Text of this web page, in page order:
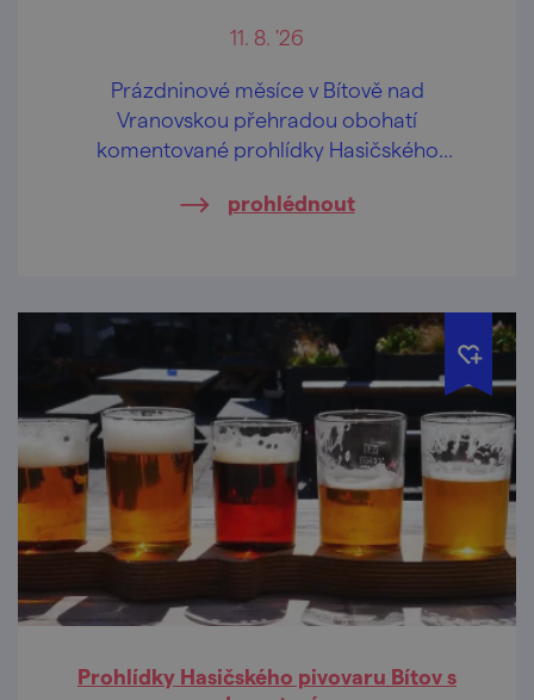
11. 8. '26
Prázdninové měsíce v Bítově nad
Vranovskou přehradou obohatí
komentované prohlídky Hasičského
prohlédnout
Prohlídky Hasičského pivovaru Bítov s